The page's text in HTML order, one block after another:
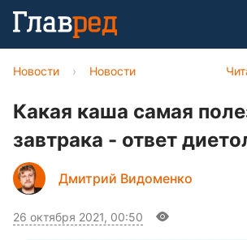
Новости › Новости
Какая каша самая
завтрака - ответ
Дмитрий Видоменко
26 октября 2021, 00:50